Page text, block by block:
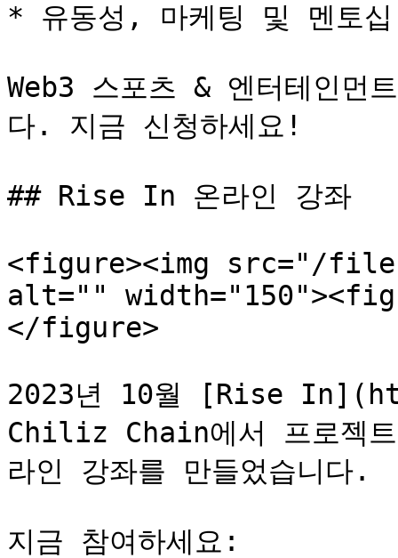
* 유동성, 마케팅 및 멘토
Web3 스포츠 & 엔터테인먼
다. 지금 신청하세요!
## Rise In 온라인 강좌
<figure><img src="/files/
alt=""
</figure>
2023년 10월 [Rise
Chiliz Chain에서 프로젝
라인 강좌를 만들었습니다.
지금 참여하세요: